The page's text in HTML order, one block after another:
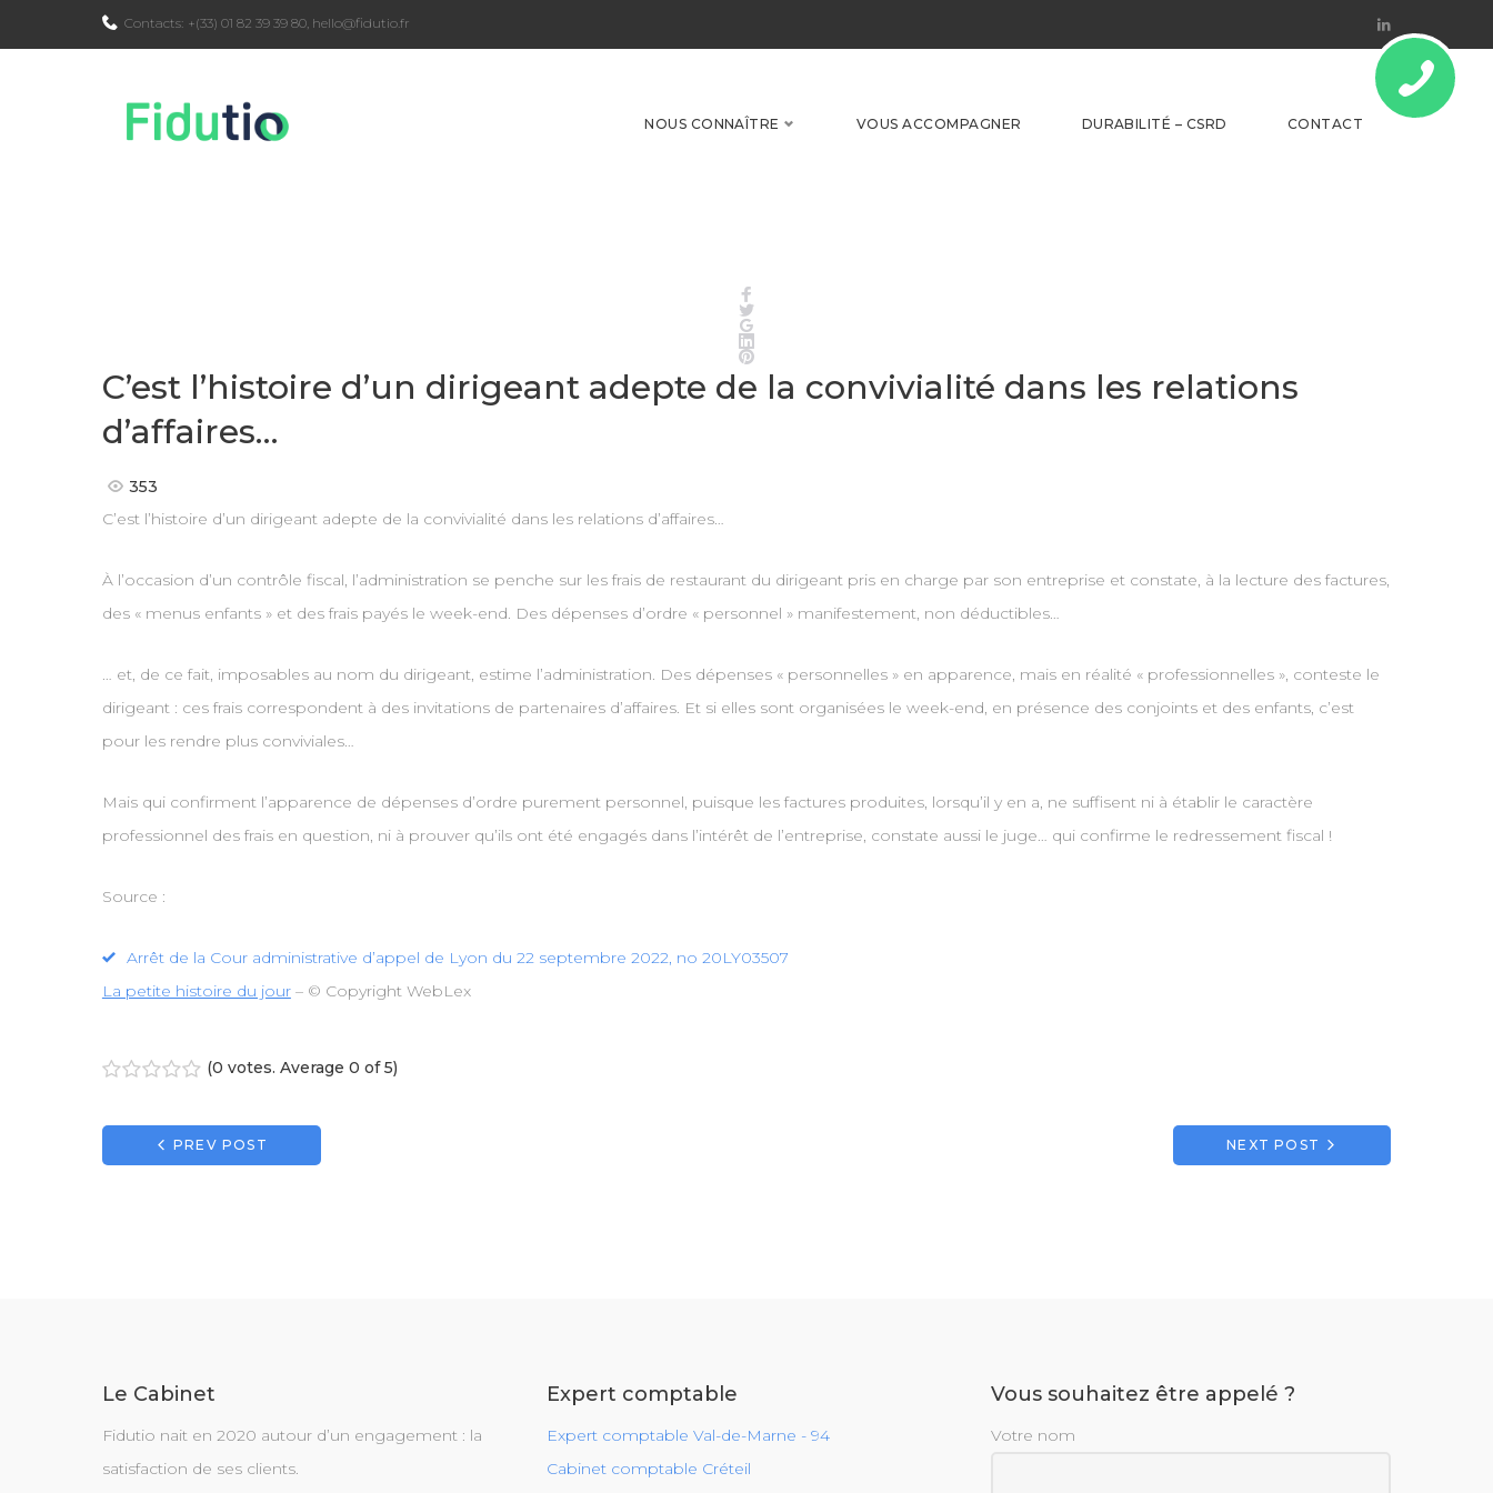
to
Contacts: +(33) 01 82 39 39 80, hello@fidutio.fr
Linkedin
NOUS CONNAÎTRE VOUS ACCOMPAGNER DURABILITÉ – CSRD CONTACT
Twitter
Pinterest
C’est l’histoire d’un dirigeant adepte de la convivialité dans les relations
d’affaires…
353
C’est l’histoire d’un dirigeant adepte de la convivialité dans les relations d’affaires…
À l’occasion d’un contrôle fiscal, l’administration se penche sur les frais de restaurant du dirigeant pris en charge par son entreprise et constate, à la lecture des factures,
des « menus enfants » et des frais payés le week-end. Des dépenses d’ordre « personnel » manifestement, non déductibles…
… et, de ce fait, imposables au nom du dirigeant, estime l’administration. Des dépenses « personnelles » en apparence, mais en réalité « professionnelles », conteste le
dirigeant : ces frais correspondent à des invitations de partenaires d’affaires. Et si elles sont organisées le week-end, en présence des conjoints et des enfants, c’est
pour les rendre plus conviviales…
Mais qui confirment l’apparence de dépenses d’ordre purement personnel, puisque les factures produites, lorsqu’il y en a, ne suffisent ni à établir le caractère
professionnel des frais en question, ni à prouver qu’ils ont été engagés dans l’intérêt de l’entreprise, constate aussi le juge… qui confirme le redressement fiscal !
Source :
Arrêt de la Cour administrative d’appel de Lyon du 22 septembre 2022, no 20LY03507
La petite histoire du jour– © Copyright WebLex
(0 votes. Average 0 of 5)
Navigation
PREV POST NEXT POST
Le Cabinet
Fidutio nait en 2020 autour d’un engagement : la
satisfaction de ses clients.
Expert comptable
Expert comptable Val-de-Marne - 94
Cabinet comptable Créteil
Vous souhaitez être appelé ?
Votre nom